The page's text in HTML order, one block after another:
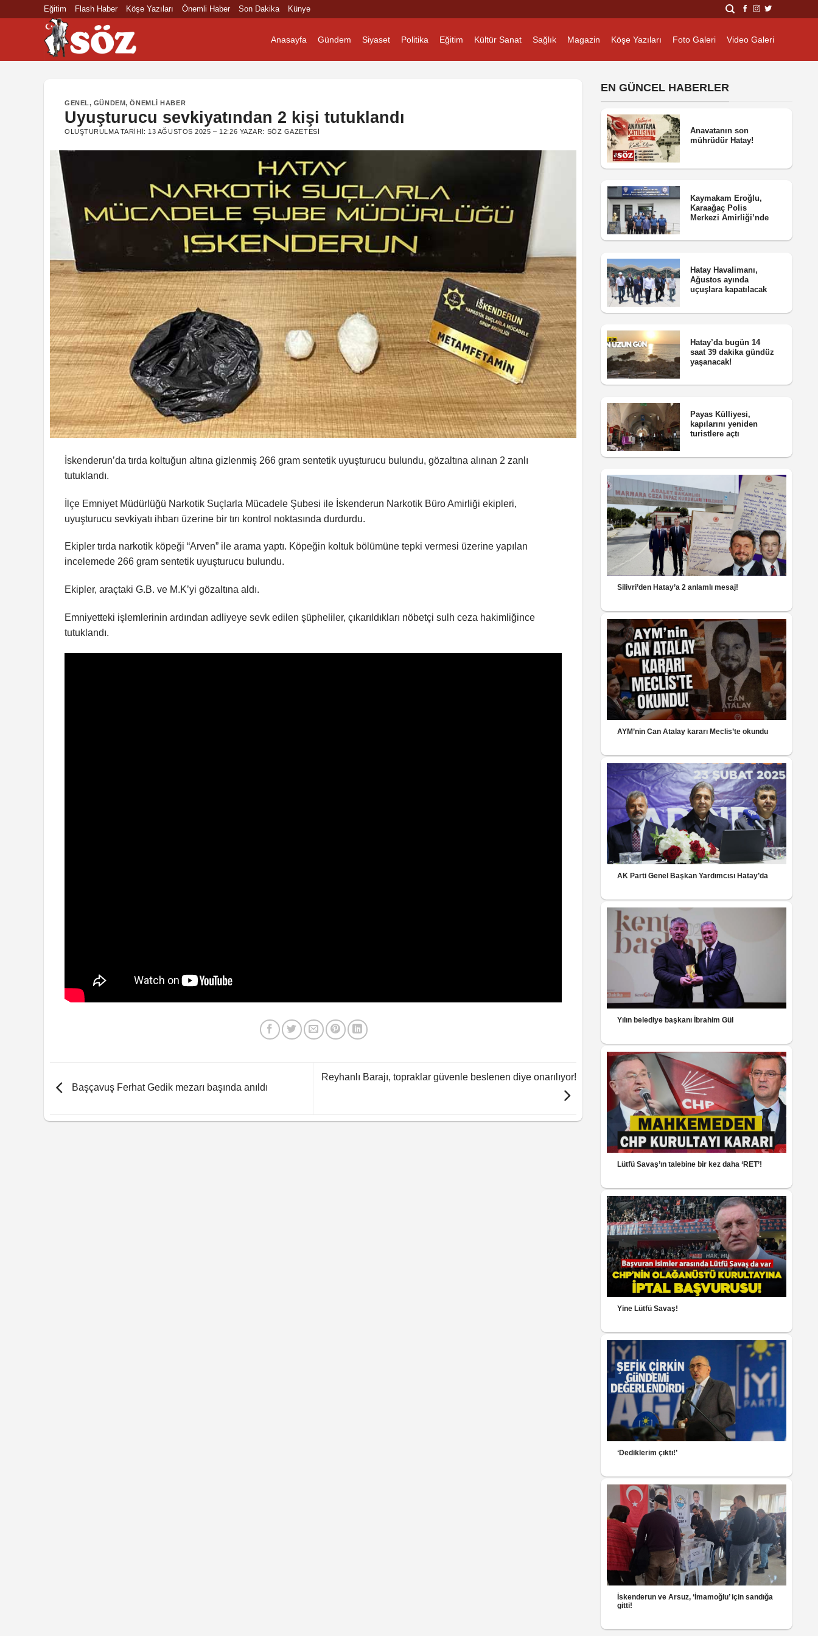
Eğitim Flash Haber Köşe Yazıları Önemli Haber Son Dakika Künye
Anasayfa Gündem Siyaset Politika Eğitim Kültür Sanat Sağlık Magazin Köşe Yazıları Foto Galeri Video Galeri
GENEL, GÜNDEM,ÖNEMLI HABER
Uyuşturucu sevkiyatından 2 kişi tutuklandı
OLUŞTURULMA TARIHI: 13 AĞUSTOS 2025 – 12:26 YAZAR: SÖZ GAZETESI
İskenderun’da tırda koltuğun altına gizlenmiş 266 gram sentetik uyuşturucu bulundu, gözaltına alınan 2 zanlı
tutuklandı.
İlçe Emniyet Müdürlüğü Narkotik Suçlarla Mücadele Şubesi ile İskenderun Narkotik Büro Amirliği ekipleri,
uyuşturucu sevkiyatı ihbarı üzerine bir tırı kontrol noktasında durdurdu.
Ekipler tırda narkotik köpeği “Arven” ile arama yaptı. Köpeğin koltuk bölümüne tepki vermesi üzerine yapılan
incelemede 266 gram sentetik uyuşturucu bulundu.
Ekipler, araçtaki G.B. ve M.K’yi gözaltına aldı.
Emniyetteki işlemlerinin ardından adliyeye sevk edilen şüpheliler, çıkarıldıkları nöbetçi sulh ceza hakimliğince
tutuklandı.
Başçavuş Ferhat Gedik mezarı başında anıldı
Reyhanlı Barajı, topraklar güvenle beslenen diye onarılıyor!
EN GÜNCEL HABERLER
Anavatanın son
mührüdür Hatay!
Kaymakam Eroğlu,
Karaağaç Polis
Merkezi Amirliği’nde
Hatay Havalimanı,
Ağustos ayında
uçuşlara kapatılacak
Hatay’da bugün 14
saat 39 dakika gündüz
yaşanacak!
Payas Külliyesi,
kapılarını yeniden
turistlere açtı
Silivri’den Hatay’a 2 anlamlı mesaj!
AYM’nin Can Atalay kararı Meclis’te okundu
AK Parti Genel Başkan Yardımcısı Hatay’da
Yılın belediye başkanı İbrahim Gül
Lütfü Savaş’ın talebine bir kez daha ‘RET’!
Yine Lütfü Savaş!
‘Dediklerim çıktı!’
İskenderun ve Arsuz, ‘İmamoğlu’ için sandığa
gitti!